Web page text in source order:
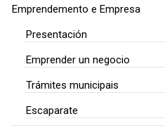
Emprendemento e Empresa
Presentación
Emprender un negocio
Trámites municipais
Escaparate